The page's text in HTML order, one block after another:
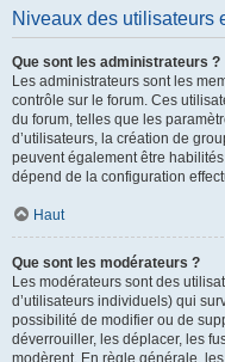
Niveaux des utilisateurs
Que sont les administrateurs ?
Les administrateurs sont les
contrôle sur le forum. Ces
du forum, telles que les
d’utilisateurs, la création de
peuvent également être
dépend de la configuration
Haut
Que sont les modérateurs ?
Les modérateurs sont des
d’utilisateurs individuels) qui
possibilité de modifier ou de
déverrouiller, les déplacer, les
modèrent. En règle générale,